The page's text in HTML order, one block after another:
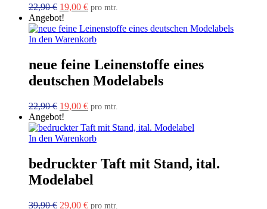
22,90€ Ursprünglicher
Preis
war:
22,90 €
19,00 €Aktueller
ist:
19,00 €.
pro mtr.
Angebot!
In den Warenkorb
neue feine Leinenstoffe eines
deutschen Modelabels
22,90€ Ursprünglicher
Preis
war:
22,90 €
19,00 €Aktueller
ist:
19,00 €.
pro mtr.
Angebot!
In den Warenkorb
bedruckter Taft mit Stand, ital.
Modelabel
39,90€ Ursprünglicher
29,00 €Aktueller
pro mtr.